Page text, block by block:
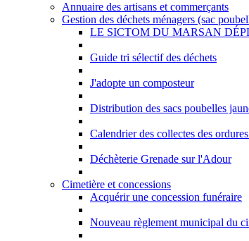
Annuaire des artisans et commerçants
Gestion des déchets ménagers (sac
LE SICTOM DU MARSAN
Guide tri sélectif des déchets
J'adopte un composteur
Distribution des sacs poubelles
Calendrier des collectes des
Déchèterie Grenade sur l'Adour
Cimetière et concessions
Acquérir une concession funéraire
Nouveau règlement municipal du